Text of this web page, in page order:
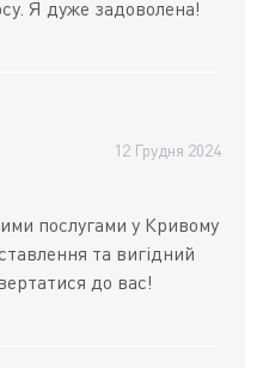
Я дуже задоволена!
12 Грудня 2024
послугами у Кривому
та вигідний
до вас!